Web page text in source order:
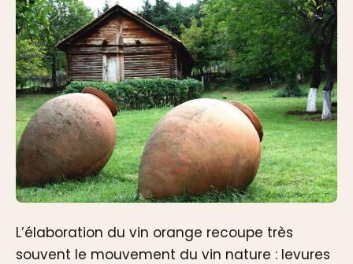
L’élaboration du vin orange recoupe très
souvent le mouvement du vin nature : levures